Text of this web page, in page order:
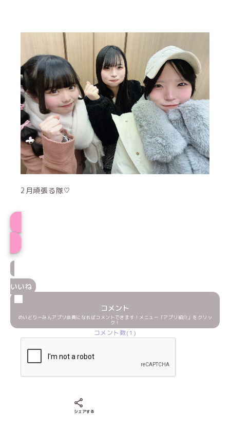
2月頑張る隊♡
いいね
コメント
めいどりーみんアプリ会員になればコメントできます！メニュー「アプリ紹介」をクリッ
ク！
コメント数(1)
シェアする